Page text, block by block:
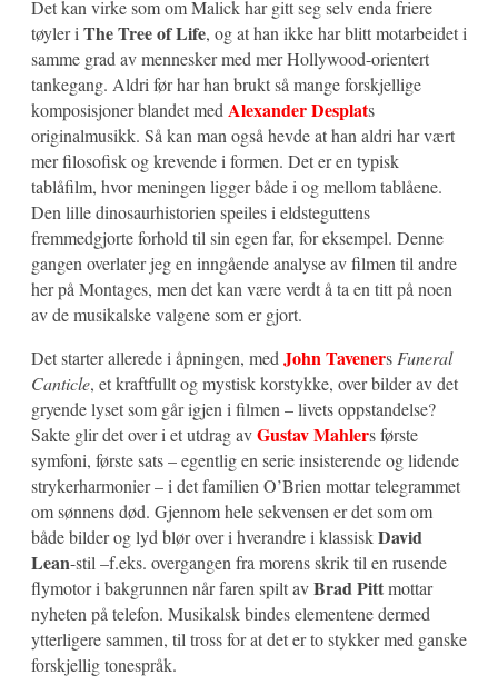
Det kan virke som om Malick har gitt seg selv enda friere
tøyler iThe Tree of Life, og at han ikke har blitt motarbeidet i
samme grad av mennesker med mer Hollywood-orientert
tankegang. Aldri før har han brukt så mange forskjellige
komposisjoner blandet medAlexander Desplats
originalmusikk. Så kan man også hevde at han aldri har vært
mer filosofisk og krevende i formen. Det er en typisk
tablåfilm, hvor meningen ligger både i og mellom tablåene.
Den lille dinosaurhistorien speiles i eldsteguttens
fremmedgjorte forhold til sin egen far, for eksempel. Denne
gangen overlater jeg en inngående analyse av filmen til andre
her på Montages, men det kan være verdt å ta en titt på noen
av de musikalske valgene som er gjort.
Det starter allerede i åpningen, medJohn TavenersFuneral
Canticle, et kraftfullt og mystisk korstykke, over bilder av det
gryende lyset som går igjen i filmen – livets oppstandelse?
Sakte glir det over i et utdrag avGustav Mahlers første
symfoni, første sats – egentlig en serie insisterende og lidende
strykerharmonier – i det familien O’Brien mottar telegrammet
om sønnens død. Gjennom hele sekvensen er det som om
både bilder og lyd blør over i hverandre i klassiskDavid
Lean-stil –f.eks. overgangen fra morens skrik til en rusende
flymotor i bakgrunnen når faren spilt avBrad Pittmottar
nyheten på telefon. Musikalsk bindes elementene dermed
ytterligere sammen, til tross for at det er to stykker med ganske
forskjellig tonespråk.